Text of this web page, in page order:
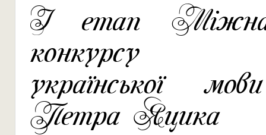
І етап
конкурсу
української
Петра Яцика